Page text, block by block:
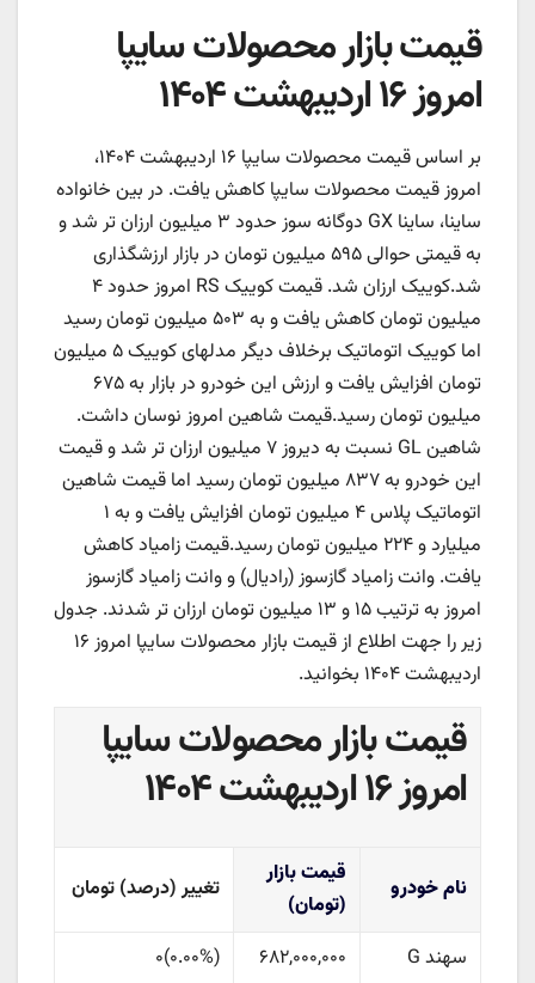
قیمت بازار محصولات سایپا
امروز ۱۶ اردیبهشت ۱۴۰۴
بر اساس قیمت محصولات سایپا ۱۶ اردیبهشت ۱۴۰۴،
امروز قیمت محصولات سایپا کاهش یافت. در بین خانواده
ساینا، ساینا GX دوگانه سوز حدود
۳ میلیون ارزانتر شدو
به قیمتی حوالی ۵۹۵ میلیون تومان در بازار ارزشگذاری
شد.
کوییک ارزان شد. قیمت کوییک RS امروز حدود ۴
میلیون تومان کاهش یافت و به ۵۰۳ میلیون تومان رسید
اما کوییک اتوماتیک برخلاف دیگر مدلهای کوییک ۵ میلیون
تومان افزایش یافت و ارزش این خودرو در بازار به ۶۷۵
میلیون تومان رسید.قیمت شاهین امروز نوسان داشت.
شاهین GL نسبت به دیروز ۷ میلیون ارزان تر شد و قیمت
این خودرو به ۸۳۷ میلیون تومان رسید اما قیمت شاهین
اتوماتیک پلاس ۴ میلیون تومان افزایش یافت و به ۱
میلیارد و ۲۲۴ میلیون تومان رسید.
قیمت زامیاد کاهش
یافت. وانت زامیاد گازسوز (رادیال) و وانت زامیاد گازسوز
امروز به ترتیب ۱۵ و ۱۳ میلیون تومان ارزان تر شدند.
جدول
زیر را جهت اطلاع از قیمت بازار محصولات سایپا امروز ۱۶
اردیبهشت ۱۴۰۴ بخوانید.
قیمت بازار محصولات سایپا
امروز ۱۶ اردیبهشت ۱۴۰۴
نام خودرو
قیمت بازار
(تومان)
تغییر (درصد) تومان
سهند G ۶۸۲,۰۰۰,۰۰۰ (۰.۰۰%)۰